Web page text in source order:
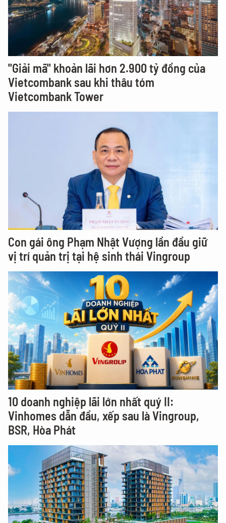
"Giải mã" khoản lãi hơn 2.900 tỷ đồng của
Vietcombank sau khi thâu tóm
Vietcombank Tower
Con gái ông Phạm Nhật Vượng lần đầu giữ
vị trí quản trị tại hệ sinh thái Vingroup
10 doanh nghiệp lãi lớn nhất quý II:
Vinhomes dẫn đầu, xếp sau là Vingroup,
BSR, Hòa Phát